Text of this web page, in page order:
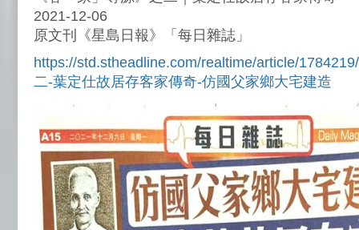
2021-12-06
原文刊《星島日報》「每日雜誌」
https://std.stheadline.com/realtime/article/
二-葉定仕故居存客家傳奇-仿國父家鄉大宅建造